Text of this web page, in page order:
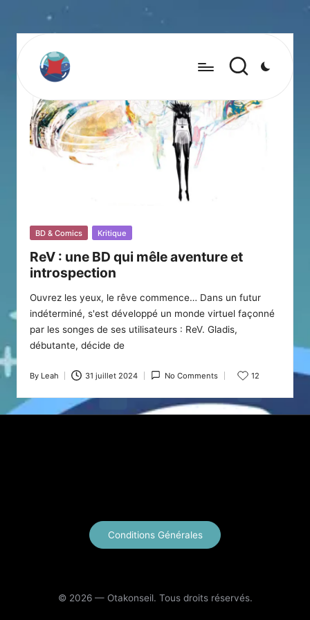
Posted
BD & Comics Kritique
ReV : une BD qui mêle aventure et
introspection
Ouvrez les yeux, le rêve commence… Dans un futur
indéterminé, s'est développé un monde virtuel façonné
par les songes de ses utilisateurs : ReV. Gladis,
débutante, décide de
Posted
By Leah 31 juillet 2024 No Comments 12
Conditions Générales
© 2026 — Otakonseil. Tous droits réservés.